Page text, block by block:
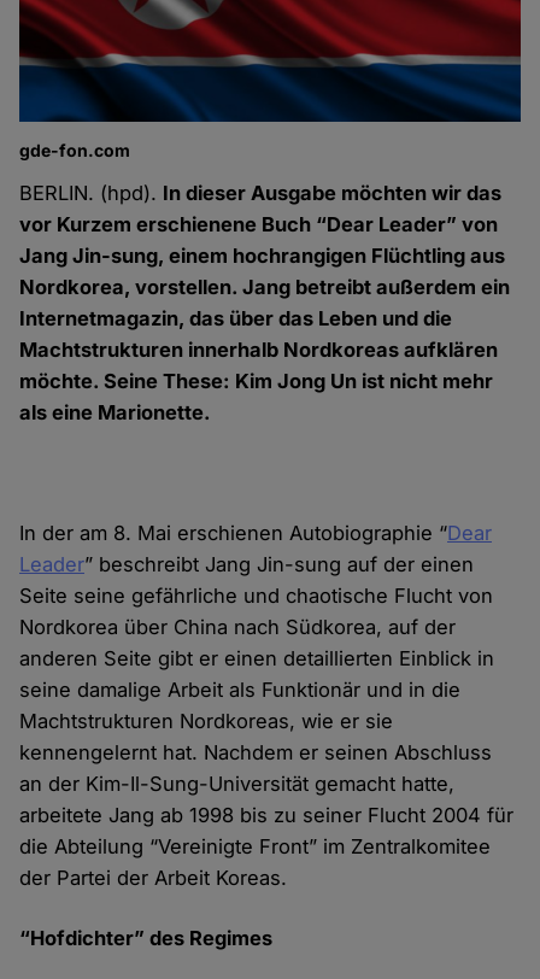
gde-fon.com
BERLIN. (hpd). In dieser Ausgabe möchten wir das
vor Kurzem erschienene Buch “Dear Leader” von
Jang Jin-sung, einem hochrangigen Flüchtling aus
Nordkorea, vorstellen. Jang betreibt außerdem ein
Internetmagazin, das über das Leben und die
Machtstrukturen innerhalb Nordkoreas aufklären
möchte. Seine These: Kim Jong Un ist nicht mehr
als eine Marionette.
In der am 8. Mai erschienen Autobiographie “Dear
Leader” beschreibt Jang Jin-sung auf der einen
Seite seine gefährliche und chaotische Flucht von
Nordkorea über China nach Südkorea, auf der
anderen Seite gibt er einen detaillierten Einblick in
seine damalige Arbeit als Funktionär und in die
Machtstrukturen Nordkoreas, wie er sie
kennengelernt hat. Nachdem er seinen Abschluss
an der Kim-Il-Sung-Universität gemacht hatte,
arbeitete Jang ab 1998 bis zu seiner Flucht 2004 für
die Abteilung “Vereinigte Front” im Zentralkomitee
der Partei der Arbeit Koreas.
“Hofdichter” des Regimes